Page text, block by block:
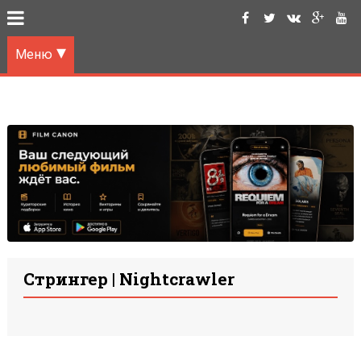
Меню
Стрингер | Nightcrawler